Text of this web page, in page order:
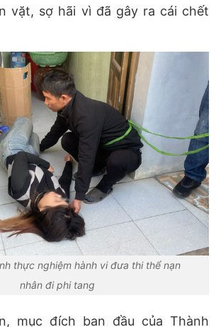
vặt, sợ hãi vì đã gây ra cái chết
thực nghiệm hành vi đưa thi thể nạn
nhân đi phi tang
mục đích ban đầu của Thành